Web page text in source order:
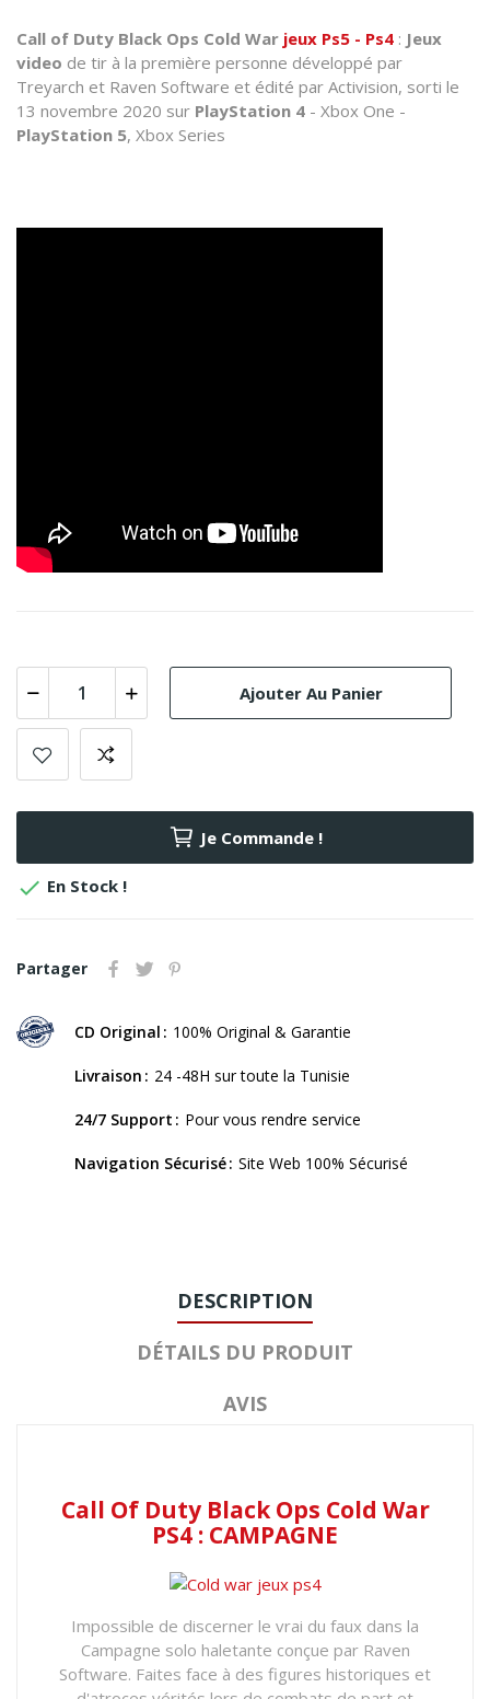
Call of Duty Black Ops Cold War jeux Ps5 - Ps4 : Jeux
video de tir à la première personne développé par
Treyarch et Raven Software et édité par Activision, sorti le
13 novembre 2020 sur PlayStation 4 - Xbox One -
PlayStation 5, Xbox Series
Ajouter Au Panier
Je Commande !
 En Stock !
Partager
CD Original 100% Original & Garantie
Livraison 24 -48H sur toute la Tunisie
24/7 Support Pour vous rendre service
Navigation Sécurisé Site Web 100% Sécurisé
DESCRIPTION
DÉTAILS DU PRODUIT
AVIS
Call Of Duty Black Ops Cold War
PS4 : CAMPAGNE
Impossible de discerner le vrai du faux dans la
Campagne solo haletante conçue par Raven
Software. Faites face à des figures historiques et